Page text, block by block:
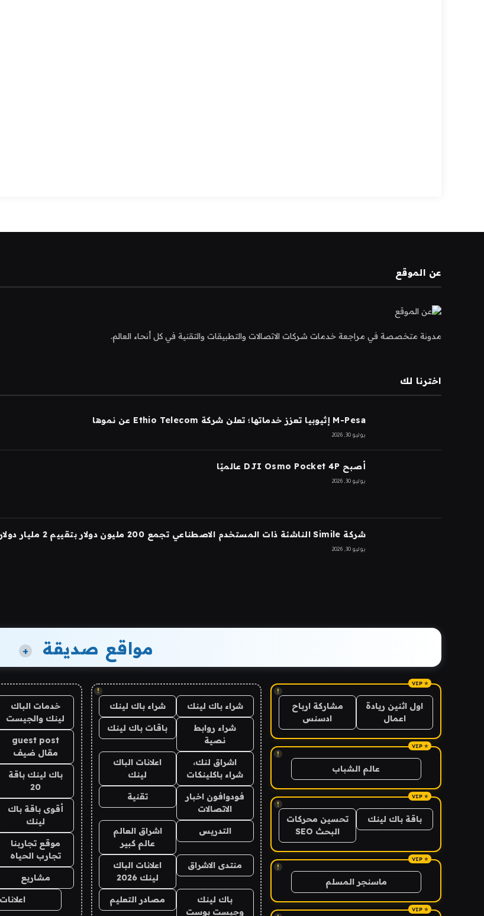
عن الموقع
مدونة متخصصة في مراجعة خدمات شركات الاتصالات والتطبيقات والتقنية في كل أنحاء العالم.
اخترنا لك
M-Pesa إثيوبيا تعزز خدماتها؛ تعلن شركة Ethio Telecom عن نموها
يوليو 30, 2026
أصبح DJI Osmo Pocket 4P عالميًا
يوليو 30, 2026
شركة Simile الناشئة ذات المستخدم الاصطناعي تجمع 200 مليون دولار بتقييم 2 مليار دولار بعد 5 أشهر من السلسلة A بقيمة 100 مليون دولار
يوليو 30, 2026
مواقع صديقة +
!
اول اثنين ريادة
اعمال
مشاركة ارباح
ادسنس
!
عالم الشباب
!
باقة باك لينك
تحسين محركات
البحث SEO
!
ماسنجر المسلم
!
شراء باك لينك شراء باك لينك
شراء روابط
نصية
باقات باك لينك
اشراق لنك،
شراء باكلينكات
اعلانات الباك
لينك
فودوافون اخبار
الاتصالات
تقنية
التدريس
اشراق العالم
عالم كبير
منتدى الاشراق
اعلانات الباك
لينك 2026
باك لينك
وجيست بوست
مصادر التعليم
خدمات الباك
لينك والجيست
guest post
مقال ضيف
باك لينك باقة
20
أقوى باقة باك
لينك
موقع تجاربنا
تجارب الحياه
مشاريع